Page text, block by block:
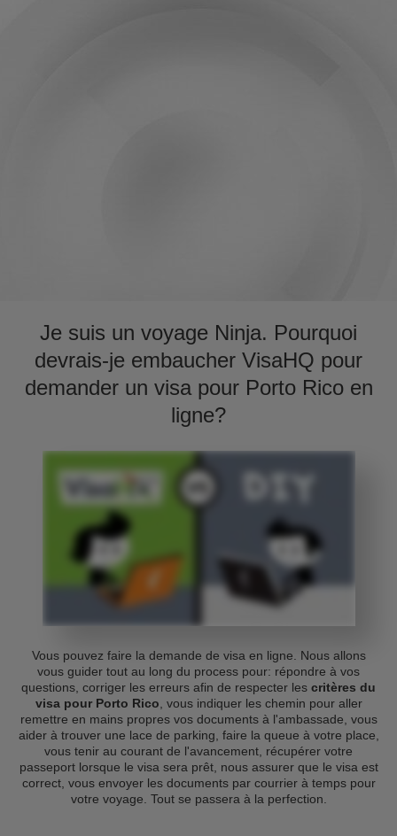
Je suis un voyage Ninja. Pourquoi
devrais-je embaucher VisaHQ pour
demander un visa pour Porto Rico en
ligne?
Vous pouvez faire la demande de visa en ligne. Nous allons
vous guider tout au long du process pour: répondre à vos
questions, corriger les erreurs afin de respecter les critères du
visa pour Porto Rico , vous indiquer les chemin pour aller
remettre en mains propres vos documents à l'ambassade, vous
aider à trouver une lace de parking, faire la queue à votre place,
vous tenir au courant de l'avancement, récupérer votre
passeport lorsque le visa sera prêt, nous assurer que le visa est
correct, vous envoyer les documents par courrier à temps pour
votre voyage. Tout se passera à la perfection.